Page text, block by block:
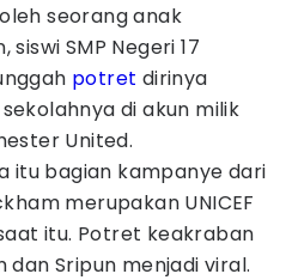
seorang anak
siswi SMP Negeri 17
potret dirinya
di akun milik
United.
itu bagian kampanye dari
merupakan UNICEF
itu. Potret keakraban
Sripun menjadi viral.